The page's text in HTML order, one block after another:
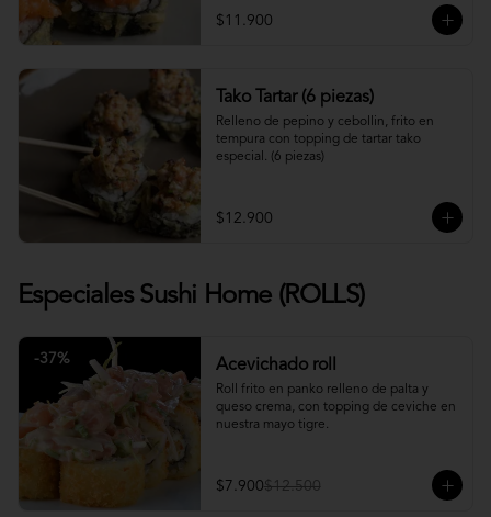
$11.900
Tako Tartar (6 piezas)
Relleno de pepino y cebollin, frito en
tempura con topping de tartar tako
especial. (6 piezas)
$12.900
Especiales Sushi Home (ROLLS)
-37% Acevichado roll
Roll frito en panko relleno de palta y
queso crema, con topping de ceviche en
nuestra mayo tigre.
$7.900$12.500